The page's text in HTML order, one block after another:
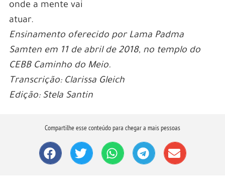
onde a mente vai
atuar.
Ensinamento oferecido por Lama Padma
Samten em 11 de abril de 2018, no templo do
CEBB Caminho do Meio.
Transcrição: Clarissa Gleich
Edição: Stela Santin
Compartilhe esse conteúdo para chegar a mais pessoas